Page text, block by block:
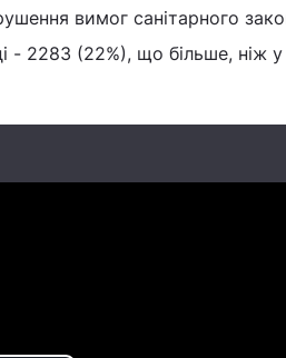
вимог санітарного
- 2283 (22%), що більше, ніж у